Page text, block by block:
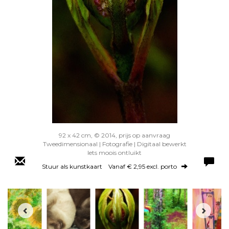
92 x 42 cm, © 2014, prijs op aanvraag
Tweedimensionaal | Fotografie | Digitaal bewerkt
Iets moois ontluikt
Stuur als kunstkaart Vanaf € 2,95 excl. porto